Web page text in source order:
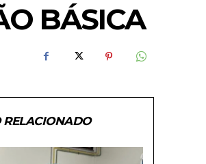
BÁSICA
RELACIONADO